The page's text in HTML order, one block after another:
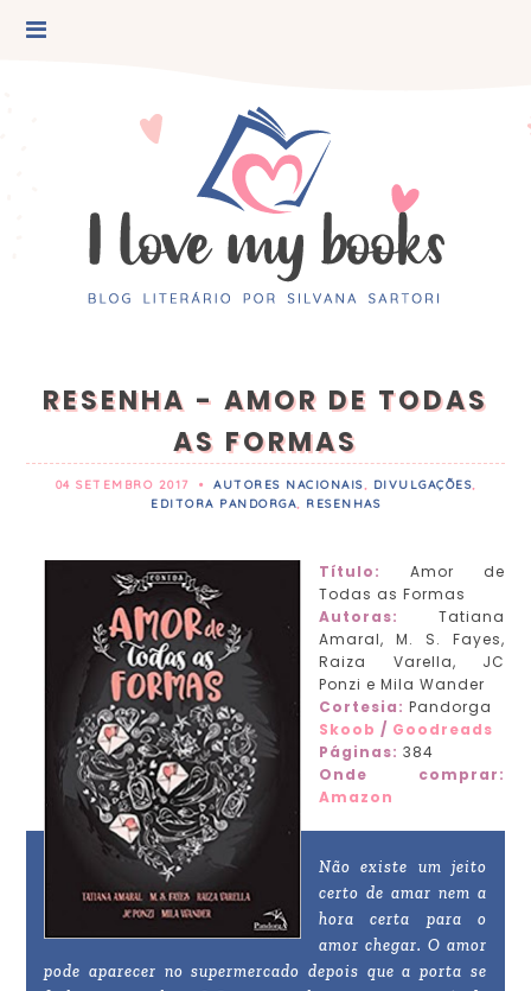
RESENHA - AMOR DE TODAS
AS FORMAS
04 SETEMBRO 2017 • AUTORES NACIONAIS, DIVULGAÇÕES,
EDITORA PANDORGA, RESENHAS
Título:
Amor de
Todas as Formas
Autoras:
Tatiana
Amaral, M. S. Fayes,
Raiza Varella, JC
Ponzi e Mila Wander
Cortesia: Pandorga
Skoob / Goodreads
Páginas: 384
Onde comprar:
Amazon
Não existe um jeito
certo de amar nem a
hora certa para o
amor chegar. O amor
pode aparecer no supermercado depois que a porta se